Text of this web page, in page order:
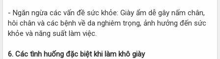
- Ngăn ngừa các vấn đề sức khỏe: Giày ẩm dễ gây nấm chân,
hôi chân và các bệnh về da nghiêm trọng, ảnh hưởng đến sức
khỏe và năng suất làm việc.
6. Các tình huống đặc biệt khi làm khô giày